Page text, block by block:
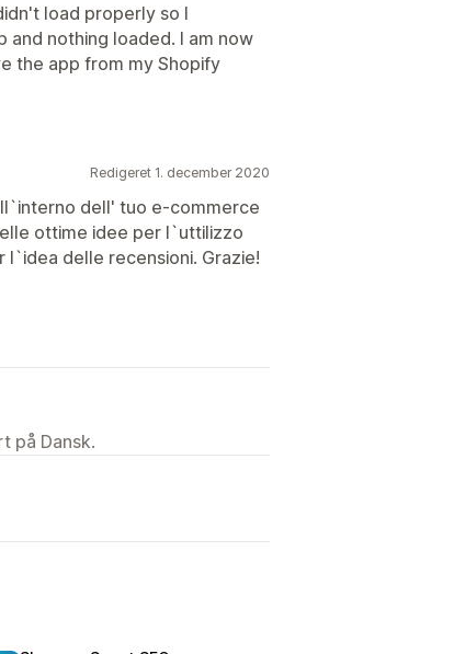
load properly so I
nothing loaded. I am now
the app from my Shopify
Redigeret 1. december 2020
dell' tuo e-commerce
ottime idee per l`uttilizzo
delle recensioni. Grazie!
på Dansk.